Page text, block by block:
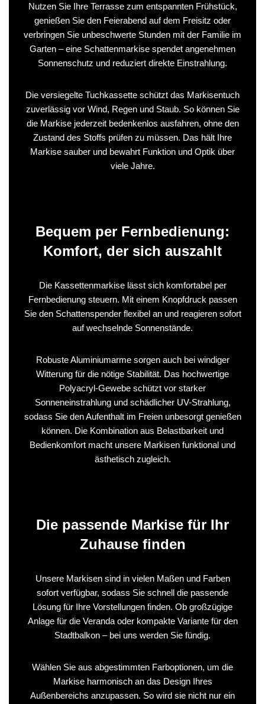
Nutzen Sie Ihre Terrasse zum entspannten Frühstück,
genießen Sie den Feierabend auf dem Freisitz oder
verbringen Sie unbeschwerte Stunden mit der Familie im
Garten – eine Schattenmarkise spendet angenehmen
Sonnenschutz und reduziert direkte Einstrahlung.
Die versiegelte Tuchkassette schützt das Markisentuch
zuverlässig vor Wind, Regen und Staub. So können Sie
die Markise jederzeit bedenkenlos ausfahren, ohne den
Zustand des Stoffs prüfen zu müssen. Das hält Ihre
Markise sauber und bewahrt Funktion und Optik über
viele Jahre.
Bequem per Fernbedienung:
Komfort, der sich auszahlt
Die Kassettenmarkise lässt sich komfortabel per
Fernbedienung steuern. Mit einem Knopfdruck passen
Sie den Schattenspender flexibel an und reagieren sofort
auf wechselnde Sonnenstände.
Robuste Aluminiumarme sorgen auch bei windiger
Witterung für die nötige Stabilität. Das hochwertige
Polyacryl-Gewebe schützt vor starker
Sonneneinstrahlung und schädlicher UV-Strahlung,
sodass Sie den Aufenthalt im Freien unbesorgt genießen
können. Die Kombination aus Belastbarkeit und
Bedienkomfort macht unsere Markisen funktional und
ästhetisch zugleich.
Die passende Markise für Ihr
Zuhause finden
Unsere Markisen sind in vielen Maßen und Farben
sofort verfügbar, sodass Sie schnell die passende
Lösung für Ihre Vorstellungen finden. Ob großzügige
Anlage für die Veranda oder kompakte Variante für den
Stadtbalkon – bei uns werden Sie fündig.
Wählen Sie aus abgestimmten Farboptionen, um die
Markise harmonisch an das Design Ihres
Außenbereichs anzupassen. So wird sie nicht nur ein